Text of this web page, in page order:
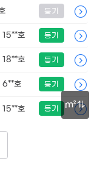
m²
등기
15**호 등기
18**호 등기
6**호 등기
15**호 등기